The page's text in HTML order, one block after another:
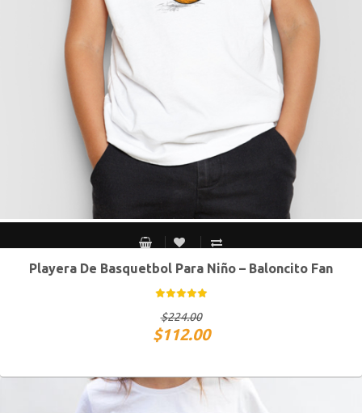
Chico Mediano Grande Extra Grande
Playera De Basquetbol Para Niño – Baloncito Fan
$224.00
$112.00